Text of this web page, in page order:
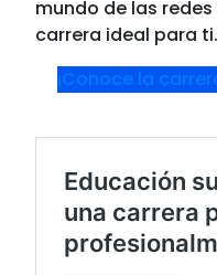
mundo de las
carrera ideal para ti.
¡Conoce la